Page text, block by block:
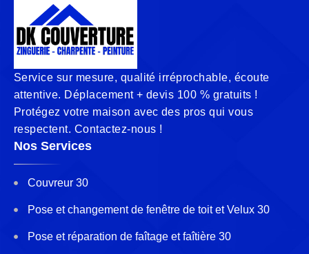
Service sur mesure, qualité irréprochable, écoute
attentive. Déplacement + devis 100 % gratuits !
Protégez votre maison avec des pros qui vous
respectent. Contactez-nous !
Nos Services
Couvreur 30
Pose et changement de fenêtre de toit et Velux 30
Pose et réparation de faîtage et faîtière 30